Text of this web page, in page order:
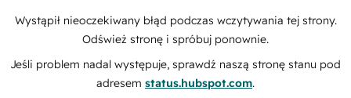
Wystąpił nieoczekiwany błąd podczas wczytywania tej strony.
Odśwież stronę i spróbuj ponownie.
Jeśli problem nadal występuje, sprawdź naszą stronę stanu pod
adresem status.hubspot.com.